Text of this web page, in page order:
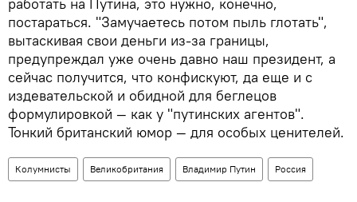
работать на Путина, это нужно, конечно,
постараться. "Замучаетесь потом пыль глотать",
вытаскивая свои деньги из-за границы,
предупреждал уже очень давно наш президент, а
сейчас получится, что конфискуют, да еще и с
издевательской и обидной для беглецов
формулировкой — как у "путинских агентов".
Тонкий британский юмор — для особых ценителей.
Колумнисты Великобритания Владимир Путин Россия